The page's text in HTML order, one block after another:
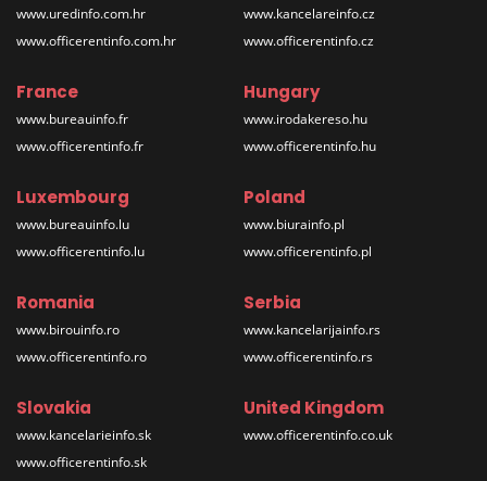
www.uredinfo.com.hr
www.officerentinfo.com.hr
www.kancelareinfo.cz
www.officerentinfo.cz
France
www.bureauinfo.fr
www.officerentinfo.fr
Hungary
www.irodakereso.hu
www.officerentinfo.hu
Luxembourg
www.bureauinfo.lu
www.officerentinfo.lu
Poland
www.biurainfo.pl
www.officerentinfo.pl
Romania
www.birouinfo.ro
www.officerentinfo.ro
Serbia
www.kancelarijainfo.rs
www.officerentinfo.rs
Slovakia
www.kancelarieinfo.sk
www.officerentinfo.sk
United Kingdom
www.officerentinfo.co.uk